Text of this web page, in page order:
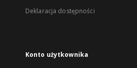
Deklaracja dostępności
Konto użytkownika